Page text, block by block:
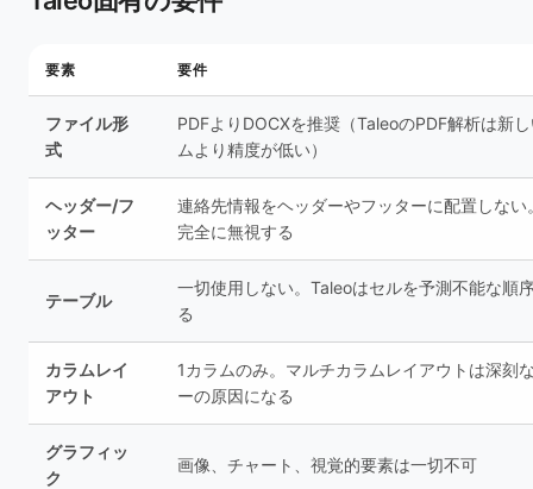
要素 要件
ファイル形
式
PDFよりDOCXを推奨（TaleoのPDF解析は新
ムより精度が低い）
ヘッダー/フ
ッター
連絡先情報をヘッダーやフッターに配置しない
完全に無視する
テーブル
一切使用しない。Taleoはセルを予測不能な順
る
カラムレイ
アウト
1カラムのみ。マルチカラムレイアウトは深刻
ーの原因になる
グラフィッ
ク
画像、チャート、視覚的要素は一切不可